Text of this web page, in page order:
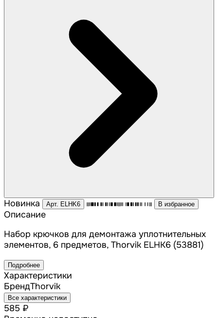
Новинка Арт. ELHK6 В избранное
Описание
Набор крючков для демонтажа уплотнительных
элементов, 6 предметов, Thorvik ELHK6 (53881)
Подробнее
Характеристики
БрендThorvik
Все характеристики
585 ₽